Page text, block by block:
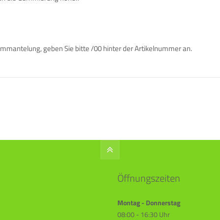
geben Sie bitte /00 hinter der Artikelnummer an.
Öffnungszeiten
Montag - Donnerstag
08:00 - 16:30 Uhr